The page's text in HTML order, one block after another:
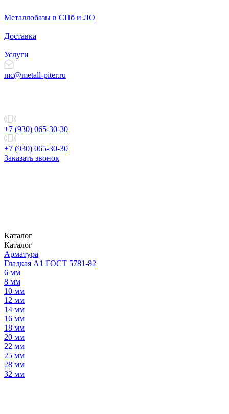
Металлобазы в СПб и ЛО
Доставка
Услуги
mc@metall-piter.ru
+7 (930) 065-30-30
+7 (930) 065-30-30
Заказать звонок
Каталог
Каталог
Арматура
Гладкая А1 ГОСТ 5781-82
6 мм
8 мм
10 мм
12 мм
14 мм
16 мм
18 мм
20 мм
22 мм
25 мм
28 мм
32 мм